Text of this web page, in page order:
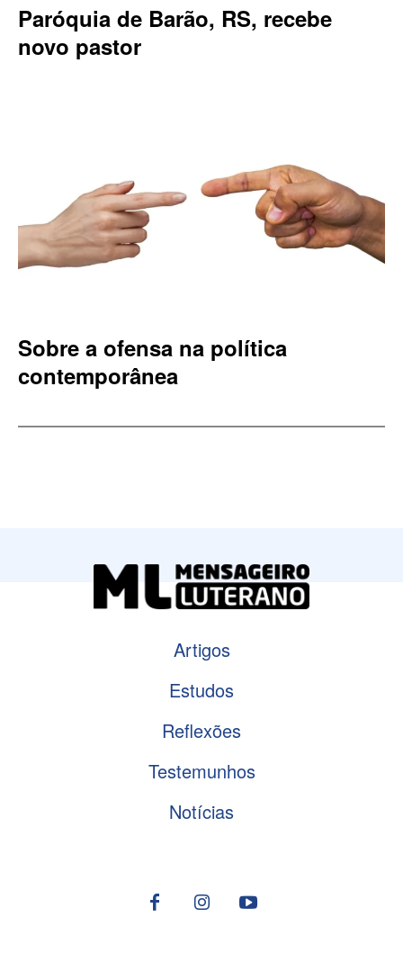
Paróquia de Barão, RS, recebe
novo pastor
Sobre a ofensa na política
contemporânea
Artigos
Estudos
Reflexões
Testemunhos
Notícias